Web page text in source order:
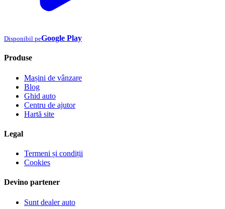
Disponibil peGoogle Play
Produse
Mașini de vânzare
Blog
Ghid auto
Centru de ajutor
Hartă site
Legal
Termeni și condiții
Cookies
Devino partener
Sunt dealer auto